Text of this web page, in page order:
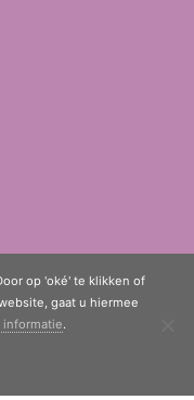
op 'oké' te klikken of
gaat u hiermee
informatie.